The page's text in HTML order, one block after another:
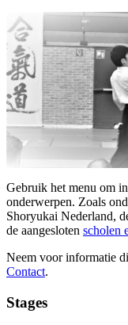
Gebruik het menu om
onderwerpen. Zoals
Shoryukai Nederland,
de aangesloten scholen
Neem voor informatie
Contact.
Stages